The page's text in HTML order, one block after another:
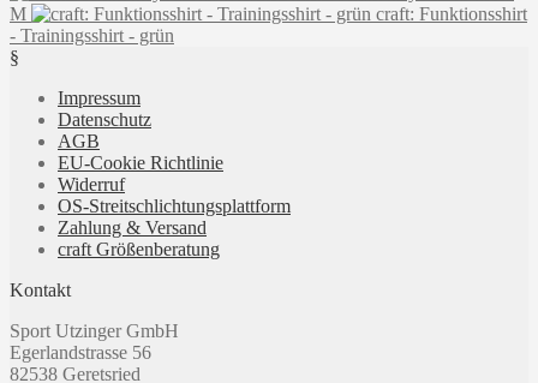
auf
€7,99€6,99.
M
craft: Funktionsshirt
- Trainingsshirt - grün
§
Impressum
Datenschutz
AGB
EU-Cookie Richtlinie
Widerruf
OS-Streitschlichtungsplattform
Zahlung & Versand
craft Größenberatung
Kontakt
Sport Utzinger GmbH
Egerlandstrasse 56
82538 Geretsried